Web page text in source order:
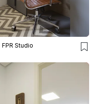
FPR Studio